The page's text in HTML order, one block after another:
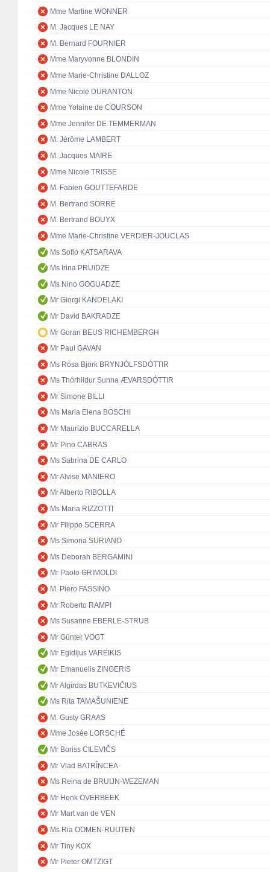
Mme Martine WONNER
M. Jacques LE NAY
M. Bernard FOURNIER
Mme Maryvonne BLONDIN
Mme Marie-Christine DALLOZ
Mme Nicole DURANTON
Mme Yolaine de COURSON
Mme Jennifer DE TEMMERMAN
M. Jérôme LAMBERT
M. Jacques MAIRE
Mme Nicole TRISSE
M. Fabien GOUTTEFARDE
M. Bertrand SORRE
M. Bertrand BOUYX
Mme Marie-Christine VERDIER-JOUCLAS
Ms Sofio KATSARAVA
Ms Irina PRUIDZE
Ms Nino GOGUADZE
Mr Giorgi KANDELAKI
Mr David BAKRADZE
Mr Goran BEUS RICHEMBERGH
Mr Paul GAVAN
Ms Rósa Björk BRYNJÓLFSDÓTTIR
Ms Thórhildur Sunna ÆVARSDÓTTIR
Mr Simone BILLI
Ms Maria Elena BOSCHI
Mr Maurizio BUCCARELLA
Mr Pino CABRAS
Ms Sabrina DE CARLO
Mr Alvise MANIERO
Mr Alberto RIBOLLA
Ms Maria RIZZOTTI
Mr Filippo SCERRA
Ms Simona SURIANO
Ms Deborah BERGAMINI
Mr Paolo GRIMOLDI
M. Piero FASSINO
Mr Roberto RAMPI
Ms Susanne EBERLE-STRUB
Mr Günter VOGT
Mr Egidijus VAREIKIS
Mr Emanuelis ZINGERIS
Mr Algirdas BUTKEVIČIUS
Ms Rita TAMAŠUNIENĖ
M. Gusty GRAAS
Mme Josée LORSCHÉ
Mr Boriss CILEVIČS
Mr Vlad BATRÎNCEA
Ms Reina de BRUIJN-WEZEMAN
Mr Henk OVERBEEK
Mr Mart van de VEN
Ms Ria OOMEN-RUIJTEN
Mr Tiny KOX
Mr Pieter OMTZIGT